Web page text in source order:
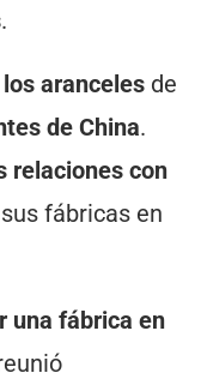
.
aranceles de
de China.
relaciones con
fábricas en
una fábrica en